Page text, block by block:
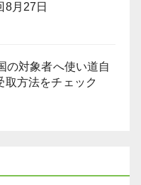
8月27日
の対象者へ使い道自
取方法をチェック